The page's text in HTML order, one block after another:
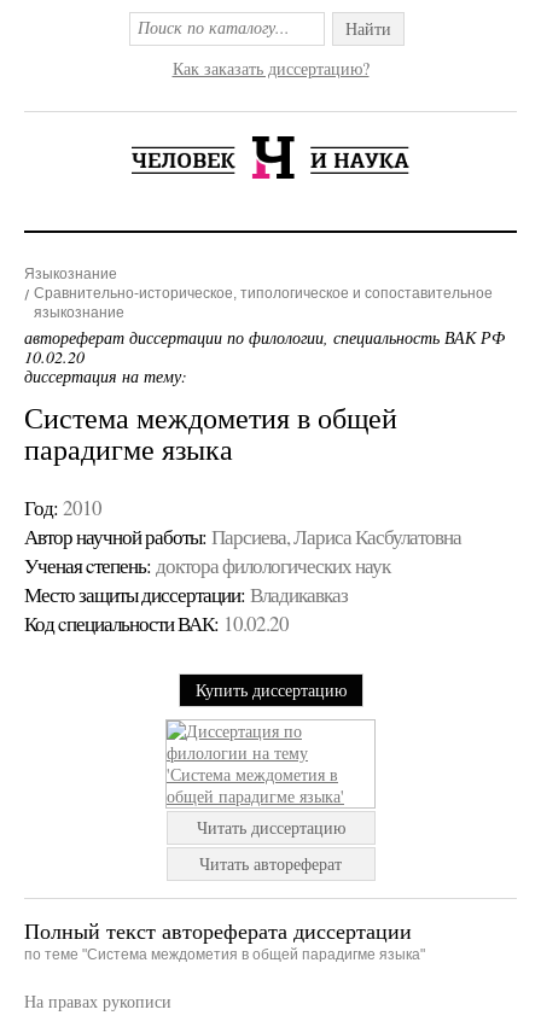
Найти
Как заказать диссертацию?
Языкознание
Сравнительно-историческое, типологическое и сопоставительное
языкознание
автореферат диссертации по филологии, специальность ВАК РФ
10.02.20
диссертация на тему:
Система междометия в общей
парадигме языка
Год: 2010
Автор научной работы: Парсиева, Лариса Касбулатовна
Ученая cтепень: доктора филологических наук
Место защиты диссертации: Владикавказ
Код cпециальности ВАК: 10.02.20
Купить диссертацию
Читать диссертацию
Читать автореферат
Полный текст автореферата диссертации
по теме "Система междометия в общей парадигме языка"
На правах рукописи